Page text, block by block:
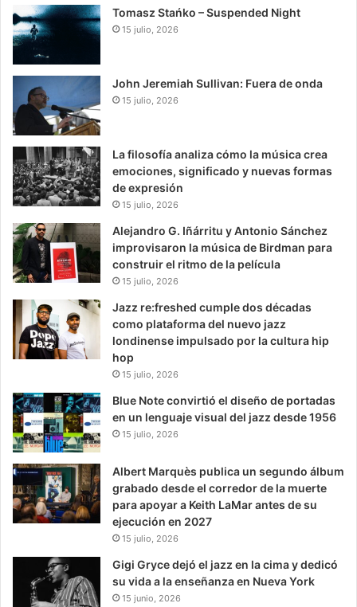
Tomasz Stańko – Suspended Night
15 julio, 2026
John Jeremiah Sullivan: Fuera de onda
15 julio, 2026
La filosofía analiza cómo la música crea
emociones, significado y nuevas formas
de expresión
15 julio, 2026
Alejandro G. Iñárritu y Antonio Sánchez
improvisaron la música de Birdman para
construir el ritmo de la película
15 julio, 2026
Jazz re:freshed cumple dos décadas
como plataforma del nuevo jazz
londinense impulsado por la cultura hip
hop
15 julio, 2026
Blue Note convirtió el diseño de portadas
en un lenguaje visual del jazz desde 1956
15 julio, 2026
Albert Marquès publica un segundo álbum
grabado desde el corredor de la muerte
para apoyar a Keith LaMar antes de su
ejecución en 2027
15 julio, 2026
Gigi Gryce dejó el jazz en la cima y dedicó
su vida a la enseñanza en Nueva York
15 junio, 2026